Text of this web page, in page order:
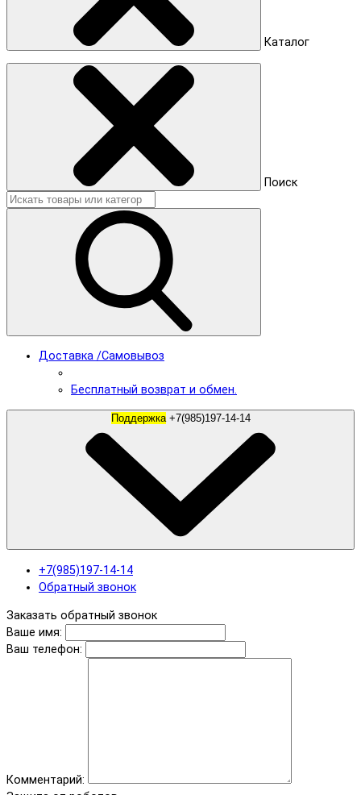
Каталог
Поиск
Доставка /Самовывоз
Бесплатный возврат и обмен.
Поддержка +7(985)197-14-14
+7(985)197-14-14
Обратный звонок
Заказать обратный звонок
Ваше имя:
Ваш телефон:
Комментарий: